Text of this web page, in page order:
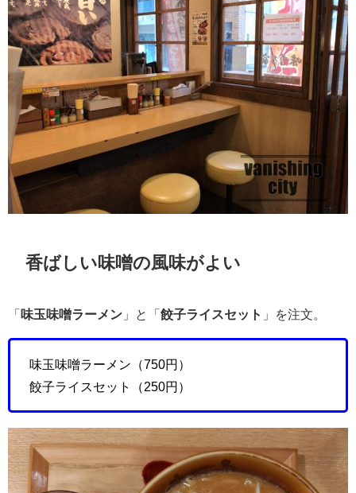
香ばしい味噌の風味がよい
「味玉味噌ラーメン 」と「餃子ライスセット 」を注文。
味玉味噌ラーメン（750円）
餃子ライスセット（250円）